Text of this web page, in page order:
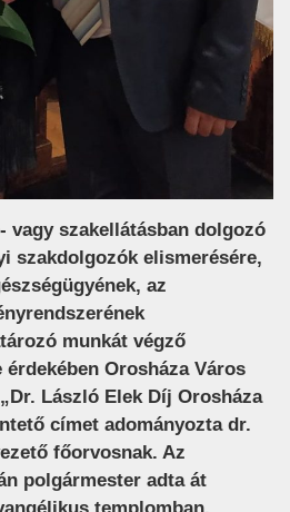
vagy szakellátásban dolgozó
szakdolgozók elismerésére,
az
munkát végző
Orosháza Város
László Elek Díj Orosháza
címet adományozta dr.
főorvosnak. Az
polgármester adta át